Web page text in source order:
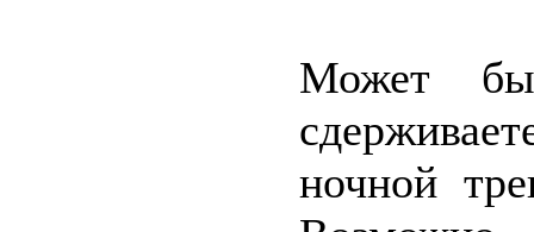
Может
ночной